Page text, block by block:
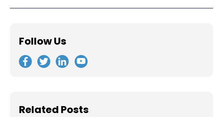
Follow Us
Related Posts